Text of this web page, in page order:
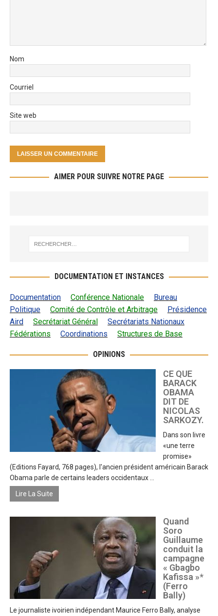
Nom
Courriel
Site web
AIMER POUR SUIVRE NOTRE PAGE
DOCUMENTATION ET INSTANCES
Documentation Conférence Nationale
Bureau
Politique
Comité de Contrôle et Arbitrage
Présidence
Aird
Secrétariat Général
Secrétariats Nationaux
Fédérations
Coordinations Structures de Base
OPINIONS
CE QUE
BARACK
OBAMA
DIT DE
NICOLAS
SARKOZY.
Dans son livre
«une terre
promise»
(Editions Fayard, 768 pages), l'ancien président américain Barack
Obama parle de certains leaders occidentaux ...
Lire La Suite
Quand
Soro
Guillaume
conduit la
campagne
« Gbagbo
Kafissa »*
(Ferro
Bally)
Le journaliste ivoirien indépendant Maurice Ferro Bally, analyse